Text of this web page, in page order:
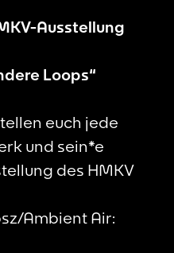
Ausstellung
Loops“
euch jede
und sein*e
des HMKV
Ambient Air: